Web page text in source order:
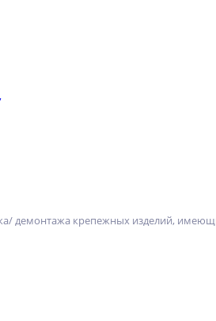
демонтажа крепежных изделий,